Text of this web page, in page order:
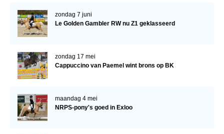
Paard te koop
CONTACT
REGIO'S
Regio Noord
zondag 7 juni
Le Golden Gambler RW nu Z1 geklasseerd
zondag 17 mei
Cappuccino van Paemel wint brons op BK
maandag 4 mei
NRPS-pony's goed in Exloo